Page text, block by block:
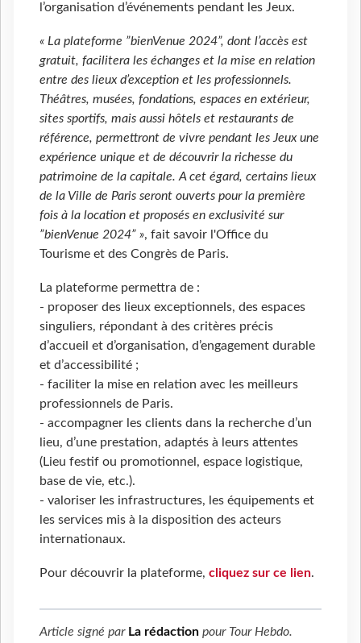
l’organisation d’événements pendant les Jeux.
« La plateforme ”bienVenue 2024”, dont l’accès est
gratuit, facilitera les échanges et la mise en relation
entre des lieux d’exception et les professionnels.
Théâtres, musées, fondations, espaces en extérieur,
sites sportifs, mais aussi hôtels et restaurants de
référence, permettront de vivre pendant les Jeux une
expérience unique et de découvrir la richesse du
patrimoine de la capitale. A cet égard, certains lieux
de la Ville de Paris seront ouverts pour la première
fois à la location et proposés en exclusivité sur
”bienVenue 2024” », fait savoir l'Office du
Tourisme et des Congrès de Paris.
La plateforme permettra de :
- proposer des lieux exceptionnels, des espaces
singuliers, répondant à des critères précis
d’accueil et d’organisation, d’engagement durable
et d’accessibilité ;
- faciliter la mise en relation avec les meilleurs
professionnels de Paris.
- accompagner les clients dans la recherche d’un
lieu, d’une prestation, adaptés à leurs attentes
(Lieu festif ou promotionnel, espace logistique,
base de vie, etc.).
- valoriser les infrastructures, les équipements et
les services mis à la disposition des acteurs
internationaux.
Pour découvrir la plateforme, cliquez sur ce lien.
Article signé par La rédaction pour Tour Hebdo.